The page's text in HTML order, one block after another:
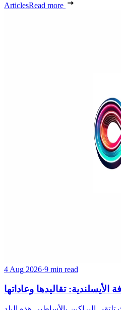
ArticlesRead more
4 Aug 2026·9 min read
تقاليدها وعاداتها